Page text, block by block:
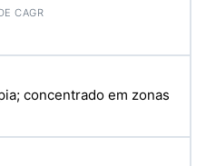
concentrado em zonas